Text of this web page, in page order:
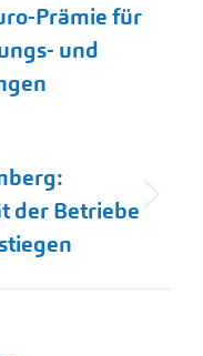
Prämie für
und
der Betriebe